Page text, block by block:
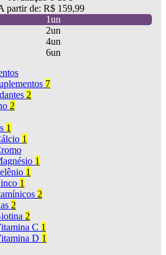
partir de: R$ 159,99
1un
2un
4un
6un
7
2
2
1
1
1
1
1
2
2
2
C 1
D 1